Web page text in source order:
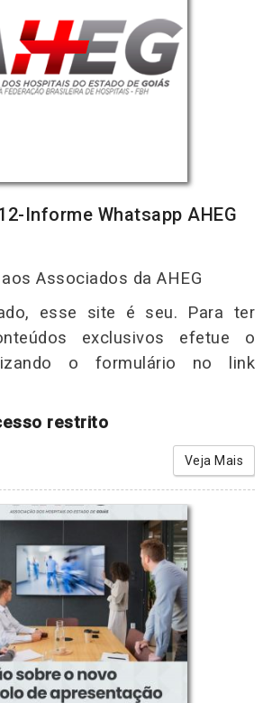
Informe Whatsapp AHEG
Associados da AHEG
esse site é seu. Para ter
exclusivos efetue o
o formulário no link
restrito
Veja Mais